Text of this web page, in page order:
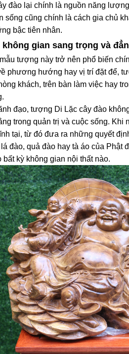
đào lại chính là nguồn năng
sống cũng chính là cách gia chủ
bậc tiên nhân.
gian sang trọng và
tượng này trở nên phổ biến
phương hướng hay vị trí đặt để,
khách, trên bàn làm việc hay
đạo, tượng Di Lặc cây đào
trong quản trị và cuộc sống.
tại, từ đó đưa ra những quyết
đào, quả đào hay tà áo của
kỳ không gian nội thất nào.